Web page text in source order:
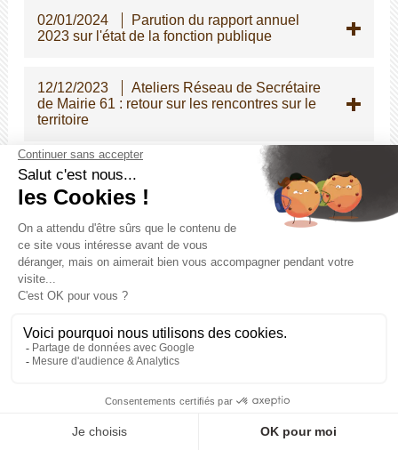
02/01/2024
Parution du rapport annuel
2023 sur l'état de la fonction publique
12/12/2023
Ateliers Réseau de Secrétaire
de Mairie 61 : retour sur les rencontres sur le
territoire
12/12/2023
ATSEM principal de 2e classe
- Instauration d'une épreuve écrite
d'admissibilité pour le concours interne
05/12/2023
Modifications des dispositions
indiciaires applicables à certains cadres
d'emplois de la police municipale
04/12/2023
Stages pour les élèves de
seconde
28/11/2023
Guide pratique relatif à la prise
violences conjugales et intrafamiliales